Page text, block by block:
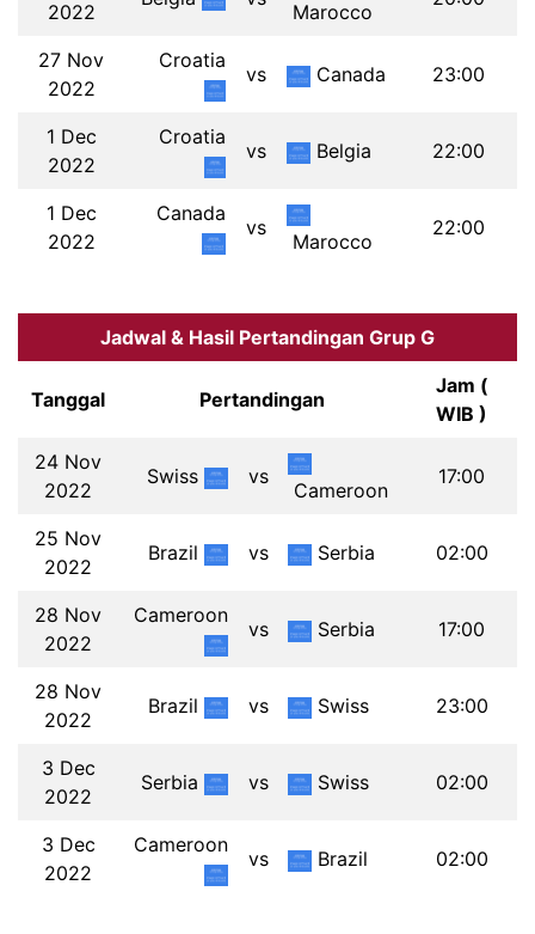
2022
Marocco
27 Nov
2022
Croatia
vs Canada 23:00
1 Dec
2022
Croatia
vs Belgia 22:00
1 Dec
2022
Canada
vs
Marocco
22:00
Jadwal & Hasil Pertandingan Grup G
Tanggal Pertandingan
Jam (
WIB )
24 Nov
2022
Swiss vs
Cameroon
17:00
25 Nov
2022
Brazil vs Serbia 02:00
28 Nov
2022
Cameroon
vs Serbia 17:00
28 Nov
2022
Brazil vs Swiss 23:00
3 Dec
2022
Serbia vs Swiss 02:00
3 Dec
2022
Cameroon
vs Brazil 02:00